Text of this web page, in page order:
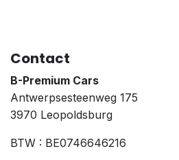
Contact
B-Premium Cars
Antwerpsesteenweg 175
3970 Leopoldsburg
BTW : BE0746646216